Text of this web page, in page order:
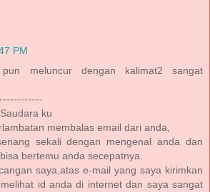
PM
meluncur dengan kalimat2 sangat
ku
membalas email dari anda,
sekali dengan mengenal anda dan
bertemu anda secepatnya.
saya,atas e-mail yang saya kirimkan
id anda di internet dan saya sangat